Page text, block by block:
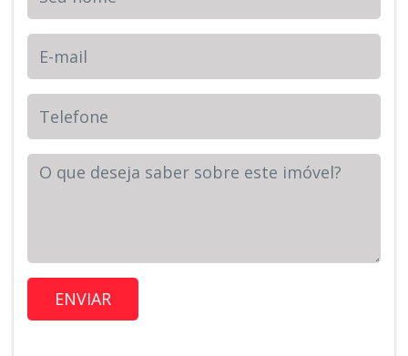
Telefone
Sua Mensagem